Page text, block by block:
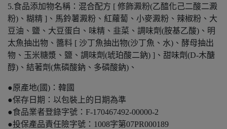
5.食品添加物名稱：混合配方 [ 修飾澱粉(乙醯化己二酸二澱
粉)、糊精 ]、馬鈴薯澱粉、紅蘿蔔、小麥澱粉、辣椒粉、大
豆油、鹽、大豆蛋白、味精、韭菜、調味劑(胺基乙酸)、明
太魚抽出物、醬料 [ 沙丁魚抽出物(沙丁魚、水)、酵母抽出
物、玉米糖漿、鹽、調味劑(琥珀酸二鈉) ]、甜味劑(D-木醣
醇)、結著劑(焦磷酸鈉、多磷酸鈉)、
●原產地(國)：韓國
●保存日期：以包裝上的日期為準
●食品業者登錄字號：F-170467492-00000-2
●投保產品責任險字號：1008字第07PR000189